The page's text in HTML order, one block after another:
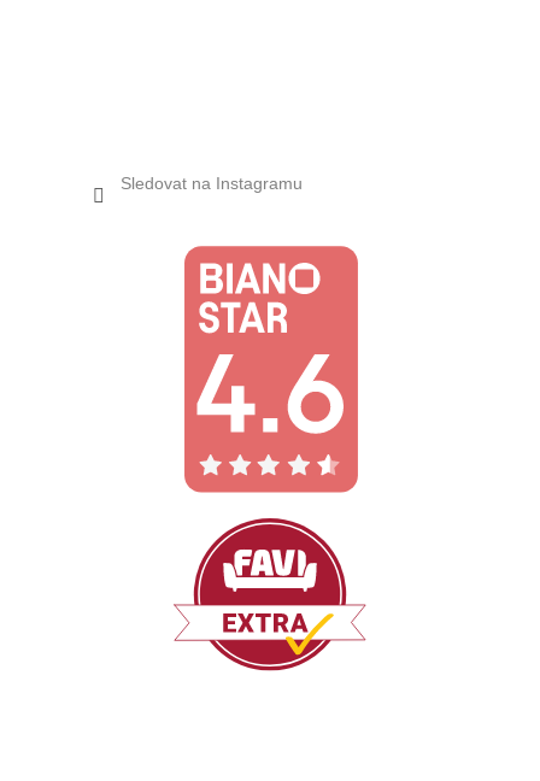
Sledovat na Instagramu